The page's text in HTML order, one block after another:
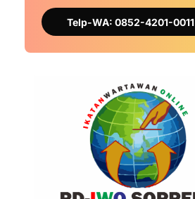
Telp-WA: 0852-4201-0011